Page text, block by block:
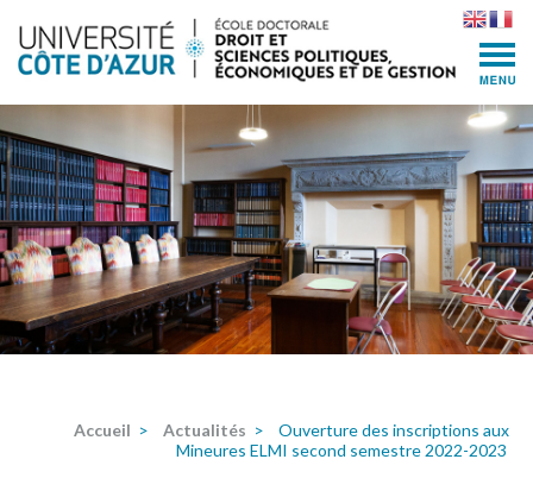
content
(Press
Enter)
Accueil > Actualités >
Ouverture des inscriptions aux
Mineures ELMI second semestre 2022-2023